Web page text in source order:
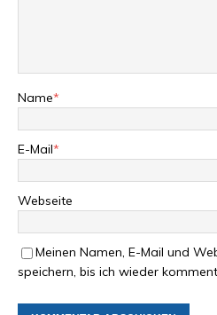
Name*
E-Mail*
Webseite
Meinen Namen, E-Mail und
speichern, bis ich wieder